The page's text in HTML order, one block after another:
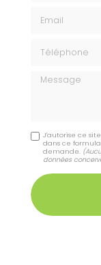
Téléphone
Message
J'autorise ce
dans ce
demande.
données